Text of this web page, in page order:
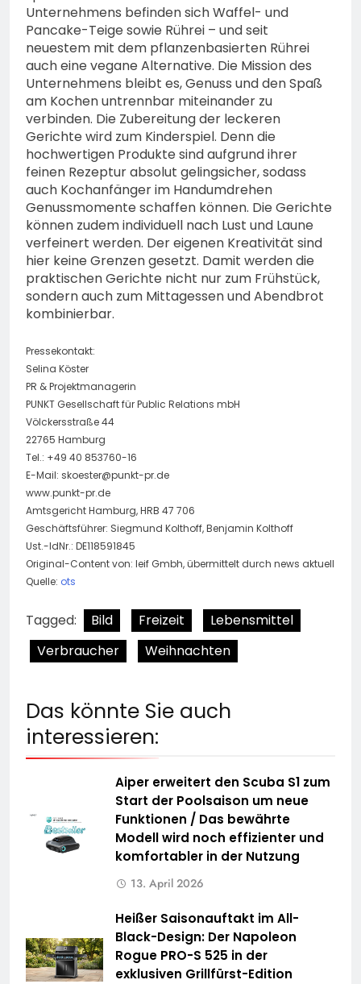
Unternehmens befinden sich Waffel- und
Pancake-Teige sowie Rührei – und seit
neuestem mit dem pflanzenbasierten Rührei
auch eine vegane Alternative. Die Mission des
Unternehmens bleibt es, Genuss und den Spaß
am Kochen untrennbar miteinander zu
verbinden. Die Zubereitung der leckeren
Gerichte wird zum Kinderspiel. Denn die
hochwertigen Produkte sind aufgrund ihrer
feinen Rezeptur absolut gelingsicher, sodass
auch Kochanfänger im Handumdrehen
Genussmomente schaffen können. Die Gerichte
können zudem individuell nach Lust und Laune
verfeinert werden. Der eigenen Kreativität sind
hier keine Grenzen gesetzt. Damit werden die
praktischen Gerichte nicht nur zum Frühstück,
sondern auch zum Mittagessen und Abendbrot
kombinierbar.
Pressekontakt:
Selina Köster
PR & Projektmanagerin
PUNKT Gesellschaft für Public Relations mbH
Völckersstraße 44
22765 Hamburg
Tel.: +49 40 853760-16
E-Mail: skoester@punkt-pr.de
www.punkt-pr.de
Amtsgericht Hamburg, HRB 47 706
Geschäftsführer: Siegmund Kolthoff, Benjamin Kolthoff
Ust.-IdNr.: DE118591845
Original-Content von: leif Gmbh, übermittelt durch news aktuell
Quelle: ots
Tagged: Bild Freizeit
Lebensmittel
Verbraucher
Weihnachten
Das könnte Sie auch
interessieren:
Aiper erweitert den Scuba S1 zum
Start der Poolsaison um neue
Funktionen / Das bewährte
Modell wird noch effizienter und
komfortabler in der Nutzung
13. April 2026
Heißer Saisonauftakt im All-
Black-Design: Der Napoleon
Rogue PRO-S 525 in der
exklusiven Grillfürst-Edition